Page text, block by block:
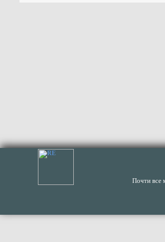
Почти все